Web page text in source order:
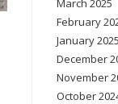
March 2025
February
January 2025
December
November
October